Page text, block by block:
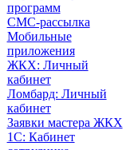
программ
СМС-рассылка
Мобильные
приложения
ЖКХ: Личный
кабинет
Ломбард: Личный
кабинет
Заявки мастера ЖКХ
1С: Кабинет